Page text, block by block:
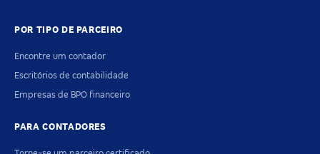
POR TIPO DE PARCEIRO
Encontre um contador
Escritórios de contabilidade
Empresas de BPO financeiro
PARA CONTADORES